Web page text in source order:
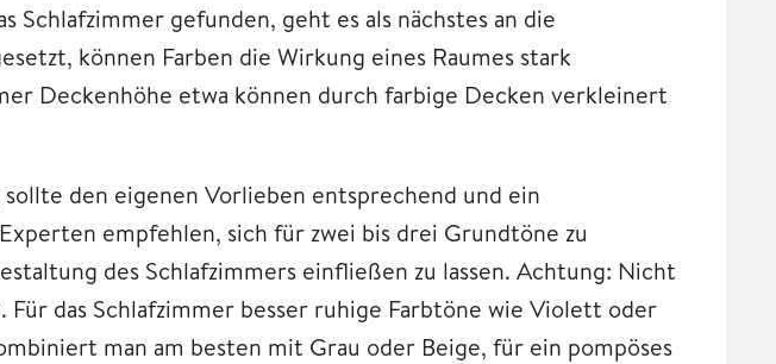
Schlafzimmer gefunden, geht es als nächstes an die
können Farben die Wirkung eines Raumes stark
Deckenhöhe etwa können durch farbige Decken verkleinert
den eigenen Vorlieben entsprechend und ein
empfehlen, sich für zwei bis drei Grundtöne zu
des Schlafzimmers einfließen zu lassen. Achtung: Nicht
Für das Schlafzimmer besser ruhige Farbtöne wie Violett oder
man am besten mit Grau oder Beige, für ein pompöses